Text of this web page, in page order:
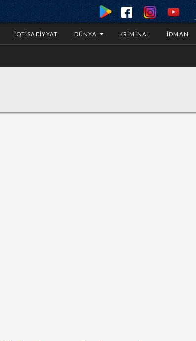
İQTISADIYYAT DÜNYA KRIMINAL İDMAN